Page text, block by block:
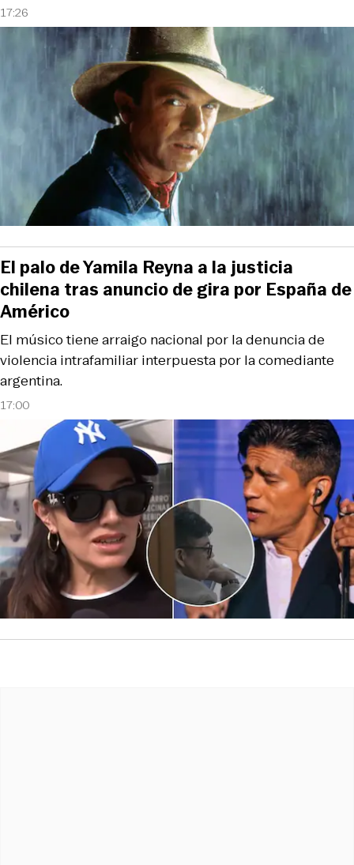
17:26
17:00
El músico tiene arraigo nacional por la denuncia de
violencia intrafamiliar interpuesta por la comediante
argentina.
El palo de Yamila Reyna a la justicia
chilena tras anuncio de gira por España de
Américo